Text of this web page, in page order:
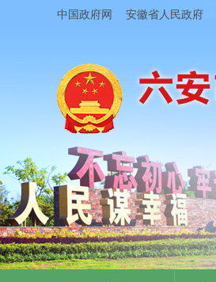
中国政府网 安徽省人民政府